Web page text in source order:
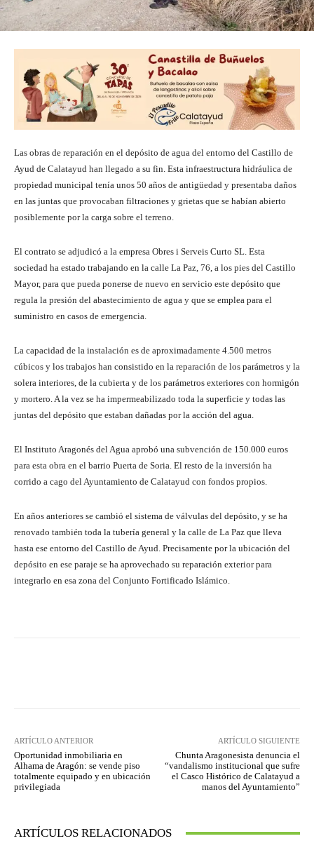
Las obras de reparación en el depósito de agua del entorno del Castillo de
Ayud de Calatayud han llegado a su fin. Esta infraestructura hidráulica de
propiedad municipal tenía unos 50 años de antigüedad y presentaba daños
en las juntas que provocaban filtraciones y grietas que se habían abierto
posiblemente por la carga sobre el terreno.
El contrato se adjudicó a la empresa Obres i Serveis Curto SL. Esta
sociedad ha estado trabajando en la calle La Paz, 76, a los pies del Castillo
Mayor, para que pueda ponerse de nuevo en servicio este depósito que
regula la presión del abastecimiento de agua y que se emplea para el
suministro en casos de emergencia.
La capacidad de la instalación es de aproximadamente 4.500 metros
cúbicos y los trabajos han consistido en la reparación de los parámetros y la
solera interiores, de la cubierta y de los parámetros exteriores con hormigón
y mortero. A la vez se ha impermeabilizado toda la superficie y todas las
juntas del depósito que estaban dañadas por la acción del agua.
El Instituto Aragonés del Agua aprobó una subvención de 150.000 euros
para esta obra en el barrio Puerta de Soria. El resto de la inversión ha
corrido a cago del Ayuntamiento de Calatayud con fondos propios.
En años anteriores se cambió el sistema de válvulas del depósito, y se ha
renovado también toda la tubería general y la calle de La Paz que lleva
hasta ese entorno del Castillo de Ayud. Precisamente por la ubicación del
depósito en ese paraje se ha aprovechado su reparación exterior para
integrarlo en esa zona del Conjunto Fortificado Islámico.
ARTÍCULO ANTERIOR
Oportunidad inmobiliaria en
Alhama de Aragón: se vende piso
totalmente equipado y en ubicación
privilegiada
ARTÍCULO SIGUIENTE
Chunta Aragonesista denuncia el
“vandalismo institucional que sufre
el Casco Histórico de Calatayud a
manos del Ayuntamiento”
ARTÍCULOS RELACIONADOS